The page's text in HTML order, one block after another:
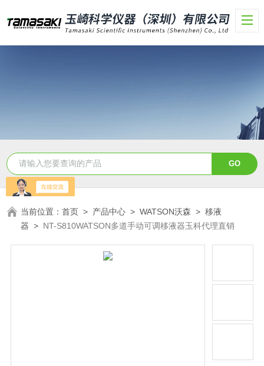
当前位置：首页 > 产品中心 >WATSON沃森 >移液
器 > NT-S810WATSON多道手动可调移液器玉科代理直销